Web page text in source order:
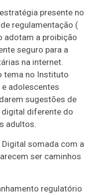
presente no
regulamentação (
adotam a proibição
seguro para a
na internet.
tema no Instituto
adolescentes
sugestões de
diferente do
adultos.
Digital somada com a
ser caminhos
regulatório